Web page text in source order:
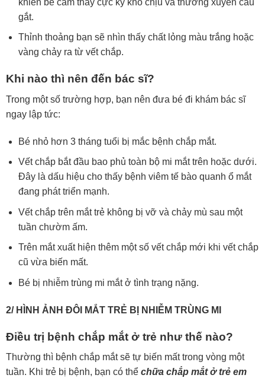
gắt.
Thỉnh thoảng bạn sẽ nhìn thấy chất lỏng màu trắng hoặc
vàng chảy ra từ vết chắp.
Khi nào thì nên đến bác sĩ?
Trong một số trường hợp, bạn nên đưa bé đi khám bác sĩ
ngay lập tức:
Bé nhỏ hơn 3 tháng tuổi bị mắc bệnh chắp mắt.
Vết chắp bắt đầu bao phủ toàn bộ mi mắt trên hoặc dưới.
Đây là dấu hiệu cho thấy bệnh viêm tế bào quanh ổ mắt
đang phát triển mạnh.
Vết chắp trên mắt trẻ không bị vỡ và chảy mù sau một
tuần chườm ấm.
Trên mắt xuất hiện thêm một số vết chắp mới khi vết chắp
cũ vừa biến mất.
Bé bị nhiễm trùng mi mắt ở tình trạng nặng.
2/ HÌNH ẢNH ĐÔI MẮT TRẺ BỊ NHIỄM TRÙNG MI
Điều trị bệnh chắp mắt ở trẻ như thế nào?
Thường thì bệnh chắp mắt sẽ tự biến mất trong vòng một
tuần. Khi trẻ bị bệnh, bạn có thể chữa chắp mắt ở trẻ em